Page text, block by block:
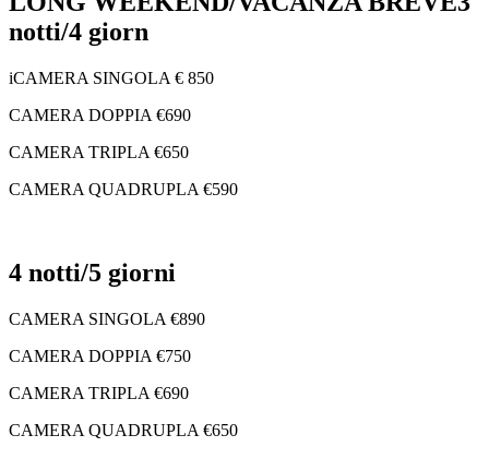
notti/4 giorn
iCAMERA SINGOLA € 850
CAMERA DOPPIA €690
CAMERA TRIPLA €650
CAMERA QUADRUPLA €590
4 notti/5 giorni
CAMERA SINGOLA €890
CAMERA DOPPIA €750
CAMERA TRIPLA €690
CAMERA QUADRUPLA €650​